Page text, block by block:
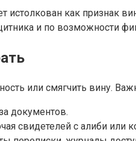
как признак
и по возможности
или смягчить вину.
документов.
свидетелей с алиби или